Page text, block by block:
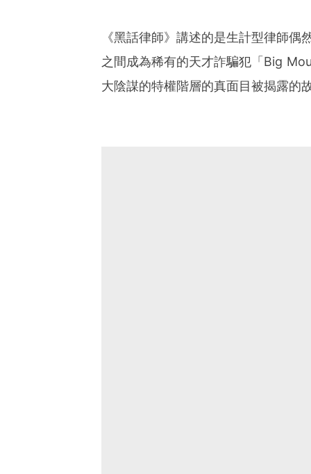
《黑話律師》講述的是生計型律師
之間成為稀有的天才詐騙犯「Big
大陰謀的特權階層的真面目被揭露的故